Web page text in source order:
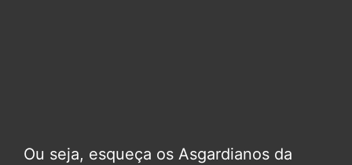
Ou seja, esqueça os Asgardianos da